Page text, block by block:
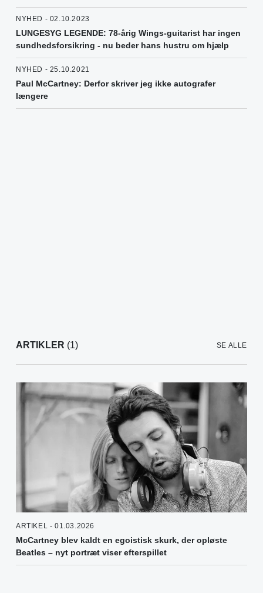
NYHED - 02.10.2023
LUNGESYG LEGENDE: 78-årig Wings-guitarist har ingen
sundhedsforsikring - nu beder hans hustru om hjælp
NYHED - 25.10.2021
Paul McCartney: Derfor skriver jeg ikke autografer
længere
ARTIKLER (1) SE ALLE
ARTIKEL - 01.03.2026
McCartney blev kaldt en egoistisk skurk, der opløste
Beatles – nyt portræt viser efterspillet